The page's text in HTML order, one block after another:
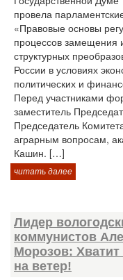
провела
«Правовые основы
процессов замещения
структурных
России в условиях
политических и
Перед участниками
заместитель
Председатель
аграрным вопросам,
Кашин. […]
читать далее
Лидер
коммунистов
Морозов: Хватит
на ветер!